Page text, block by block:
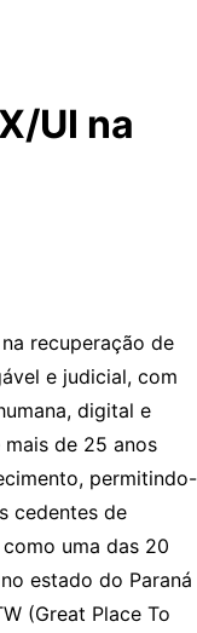
UI na
recuperação de
e judicial, com
digital e
de 25 anos
permitindo-
cedentes de
uma das 20
estado do Paraná
(Great Place To